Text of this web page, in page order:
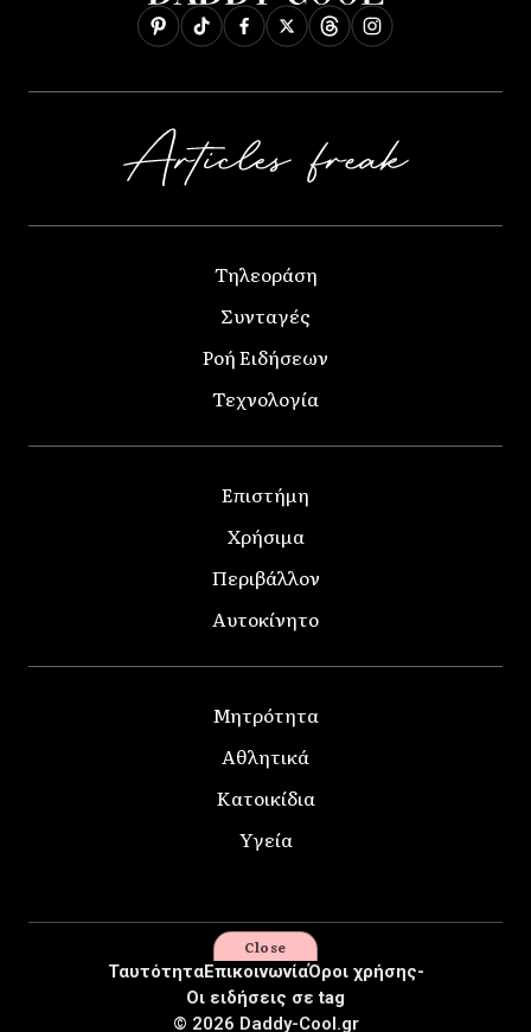
Τηλεοράση
Συνταγές
Ροή Ειδήσεων
Τεχνολογία
Επιστήμη
Χρήσιμα
Περιβάλλον
Αυτοκίνητο
Μητρότητα
Αθλητικά
Κατοικίδια
Υγεία
© 2026 Daddy-Cool.gr
ΤαυτότηταΕπικοινωνίαΌροι χρήσης-
Οι ειδήσεις σε tag
Close